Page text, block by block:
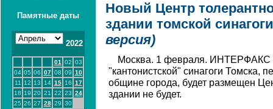
Памятные даты
2022
01 02 03
04 05 06 07 08 09 10
11
12 13 14 15 16 17
18 19 20 21 22 23 24
25 26 27 28 29 30
Новый Центр
здании томской
версия)
Москва. 1 февраля. ИНТЕРФАКС
"кантонистской" синагоги Томска,
общине города, будет размещен
здании не будет.